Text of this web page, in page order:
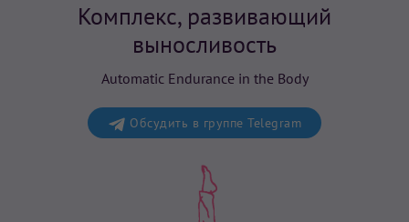
Комплекс, развивающий
выносливость
Automatic Endurance in the Body
Обсудить в группе Telegram